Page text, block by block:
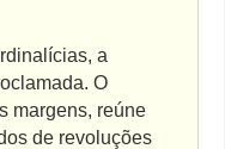
a
O
margens, reúne
de revoluções